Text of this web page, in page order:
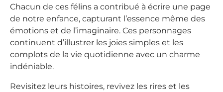
Chacun de ces félins a contribué à écrire une page
de notre enfance, capturant l’essence même des
émotions et de l’imaginaire. Ces personnages
continuent d’illustrer les joies simples et les
complots de la vie quotidienne avec un charme
indéniable.
Revisitez leurs histoires, revivez les rires et les